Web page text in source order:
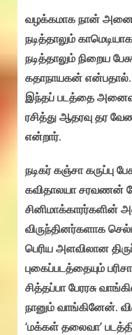
வழக்கமாக நான்
நடித்தாலும்
நடித்தாலும் நிறைய
கதாநாயகன்
இந்தப் படத்தை
ரசித்து ஆதரவு தர
என்றார்.
நடிகர் கஞ்சா கருப்பு
கவிதாலயா சரவணன்
விருந்தினர்களாக
பெரிய அளவிலான
புகைப்படத்தையும்
சித்தப்பா பேரரசு
நானும் வாங்கினேன்.
‘மக்கள் தலைவா’